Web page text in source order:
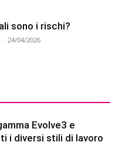
sono i rischi?
- 24/04/2026
Evolve3 e
i diversi stili di lavoro